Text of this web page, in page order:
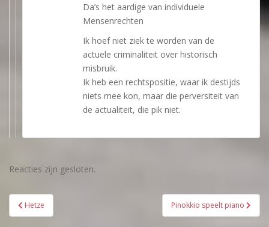
Da’s het aardige van individuele
Mensenrechten
Ik hoef niet ziek te worden van de
actuele criminaliteit over historisch
misbruik.
Ik heb een rechtspositie, waar ik destijds
niets mee kon, maar die perversiteit van
de actualiteit, die pik niet.
Reacties zijn gesloten.
Bericht
navigatie
Hetze Pinokkio speelt piano